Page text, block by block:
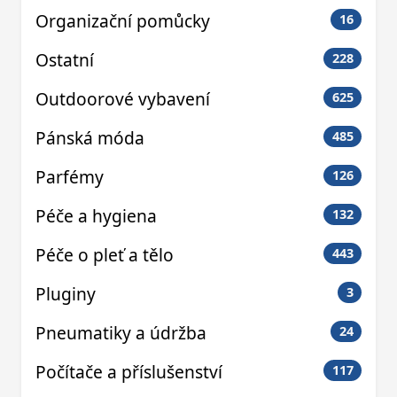
Organizační pomůcky 16
Ostatní 228
Outdoorové vybavení 625
Pánská móda 485
Parfémy 126
Péče a hygiena 132
Péče o pleť a tělo 443
Pluginy 3
Pneumatiky a údržba 24
Počítače a příslušenství 117